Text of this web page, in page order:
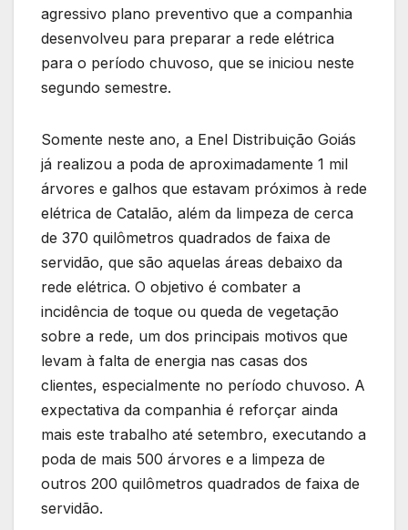
agressivo plano preventivo que a companhia
desenvolveu para preparar a rede elétrica
para o período chuvoso, que se iniciou neste
segundo semestre.
Somente neste ano, a Enel Distribuição Goiás
já realizou a poda de aproximadamente 1 mil
árvores e galhos que estavam próximos à rede
elétrica de Catalão, além da limpeza de cerca
de 370 quilômetros quadrados de faixa de
servidão, que são aquelas áreas debaixo da
rede elétrica. O objetivo é combater a
incidência de toque ou queda de vegetação
sobre a rede, um dos principais motivos que
levam à falta de energia nas casas dos
clientes, especialmente no período chuvoso. A
expectativa da companhia é reforçar ainda
mais este trabalho até setembro, executando a
poda de mais 500 árvores e a limpeza de
outros 200 quilômetros quadrados de faixa de
servidão.